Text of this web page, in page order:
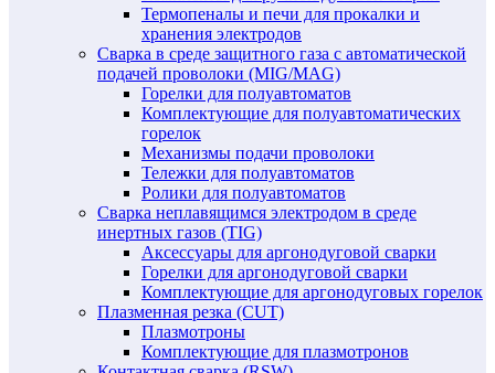
Термопеналы и печи для прокалки и
хранения электродов
Сварка в среде защитного газа с автоматической
подачей проволоки (MIG/MAG)
Горелки для полуавтоматов
Комплектующие для полуавтоматических
горелок
Механизмы подачи проволоки
Тележки для полуавтоматов
Ролики для полуавтоматов
Сварка неплавящимся электродом в среде
инертных газов (TIG)
Аксессуары для аргонодуговой сварки
Горелки для аргонодуговой сварки
Комплектующие для аргонодуговых горелок
Плазменная резка (CUT)
Плазмотроны
Комплектующие для плазмотронов